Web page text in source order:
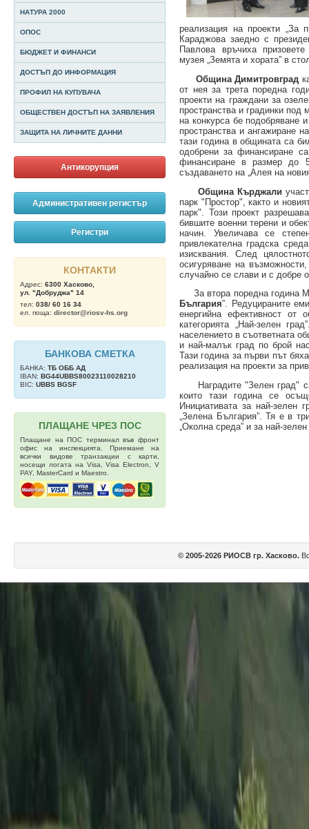
НАТУРА 2000
ОПОС
БЮДЖЕТ И ФИНАНСИ
ДОСТЪП ДО ИНФОРМАЦИЯ
ПРОФИЛ НА КУПУВАЧА
ОБЩЕСТВЕН ДОСТЪП НА ЗАЯВЛЕНИЯ
ЗАЩИТА НА ЛИЧНИТЕ ДАННИ
Антикорупция
Административен регистър
Регистри
КОНТАКТИ
Адрес: 6300 Хасково,
ул. "Добруджа" 14
тел: 038/ 60 16 34
ел. поща: director@riosv-hs.org
БАНКОВА СМЕТКА
БАНКА: ТБ OББ АД
IBAN: BG44UBBS80023110028210
BIC: UBBS BGSF
ПЛАЩАНЕ ЧРЕЗ ПОС
Плащане на ПОС терминал във фронт
офис на инспекцията. Приемане на
всички видове транзакции с карти,
носещи логата на Visa, Visa Electron, V
PAY, MasterCard и Maestro.
реализация на проекти „За
Караджова заедно с
Павлова връчиха
музея „Земята и хората” в
Община Димитровград
от нея за трета поредна
проекти на граждани за
пространства и градинки под
на конкурса бе подобряване
пространства и ангажиране
тази година в общината са
одобрени за финансиране
финансиране в размер до
създаването на „Алея на
Община Кърджали
парк "Простор", както и
парк". Този проект
бившите военни терени и
начин. Увеличава се
привлекателна градска
изисквания. След
осигуряване на
случайно се слави и с добре
За втора поредна година
България”. Редуцираните
енергийна ефективност от
категорията „Най-зелен
населението в съответната
и най-малък град по брой
Тази година за първи път
реализация на проекти за
Наградите "Зелен град" са
които тази година се
Инициативата за най-зелен
„Зелена България”. Тя е в
„Околна среда” и за най-
© 2005-2026 РИОСВ гр. Хасково.